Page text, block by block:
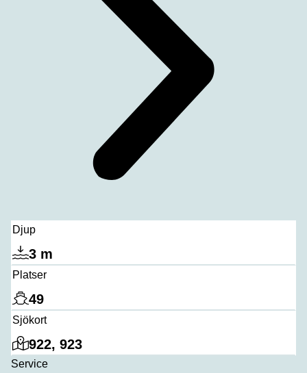
Djup
3 m
Platser
49
Sjökort
922, 923
Service